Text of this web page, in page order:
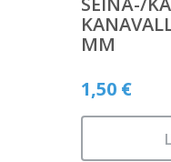
MM
1,50 €